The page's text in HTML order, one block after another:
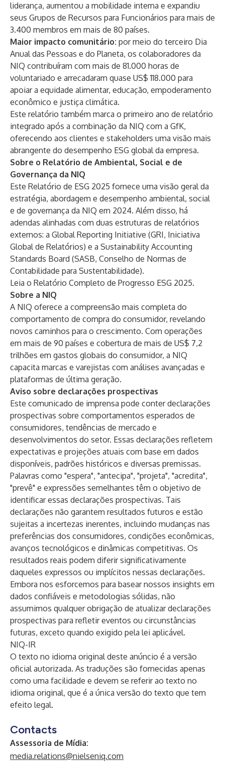
liderança, aumentou a mobilidade interna e expandiu
seus Grupos de Recursos para Funcionários para mais de
3.400 membros em mais de 80 países.
Maior impacto comunitário: por meio do terceiro Dia
Anual das Pessoas e do Planeta, os colaboradores da
NIQ contribuíram com mais de 81.000 horas de
voluntariado e arrecadaram quase US$ 118.000 para
apoiar a equidade alimentar, educação, empoderamento
econômico e justiça climática.
Este relatório também marca o primeiro ano de relatório
integrado após a combinação da NIQ com a GfK,
oferecendo aos clientes e stakeholders uma visão mais
abrangente do desempenho ESG global da empresa.
Sobre o Relatório de Ambiental, Social e de
Governança da NIQ
Este Relatório de ESG 2025 fornece uma visão geral da
estratégia, abordagem e desempenho ambiental, social
e de governança da NIQ em 2024. Além disso, há
adendas alinhadas com duas estruturas de relatórios
externos: a Global Reporting Initiative (GRI, Iniciativa
Global de Relatórios) e a Sustainability Accounting
Standards Board (SASB, Conselho de Normas de
Contabilidade para Sustentabilidade).
Leia o Relatório Completo de Progresso ESG 2025.
Sobre a NIQ
A NIQ oferece a compreensão mais completa do
comportamento de compra do consumidor, revelando
novos caminhos para o crescimento. Com operações
em mais de 90 países e cobertura de mais de US$ 7,2
trilhões em gastos globais do consumidor, a NIQ
capacita marcas e varejistas com análises avançadas e
plataformas de última geração.
Aviso sobre declarações prospectivas
Este comunicado de imprensa pode conter declarações
prospectivas sobre comportamentos esperados de
consumidores, tendências de mercado e
desenvolvimentos do setor. Essas declarações refletem
expectativas e projeções atuais com base em dados
disponíveis, padrões históricos e diversas premissas.
Palavras como "espera", "antecipa", "projeta", "acredita",
"prevê" e expressões semelhantes têm o objetivo de
identificar essas declarações prospectivas. Tais
declarações não garantem resultados futuros e estão
sujeitas a incertezas inerentes, incluindo mudanças nas
preferências dos consumidores, condições econômicas,
avanços tecnológicos e dinâmicas competitivas. Os
resultados reais podem diferir significativamente
daqueles expressos ou implícitos nessas declarações.
Embora nos esforcemos para basear nossos insights em
dados confiáveis e metodologias sólidas, não
assumimos qualquer obrigação de atualizar declarações
prospectivas para refletir eventos ou circunstâncias
futuras, exceto quando exigido pela lei aplicável.
NIQ-IR
O texto no idioma original deste anúncio é a versão
oficial autorizada. As traduções são fornecidas apenas
como uma facilidade e devem se referir ao texto no
idioma original, que é a única versão do texto que tem
efeito legal.
Contacts
Assessoria de Mídia:
media.relations@nielseniq.com